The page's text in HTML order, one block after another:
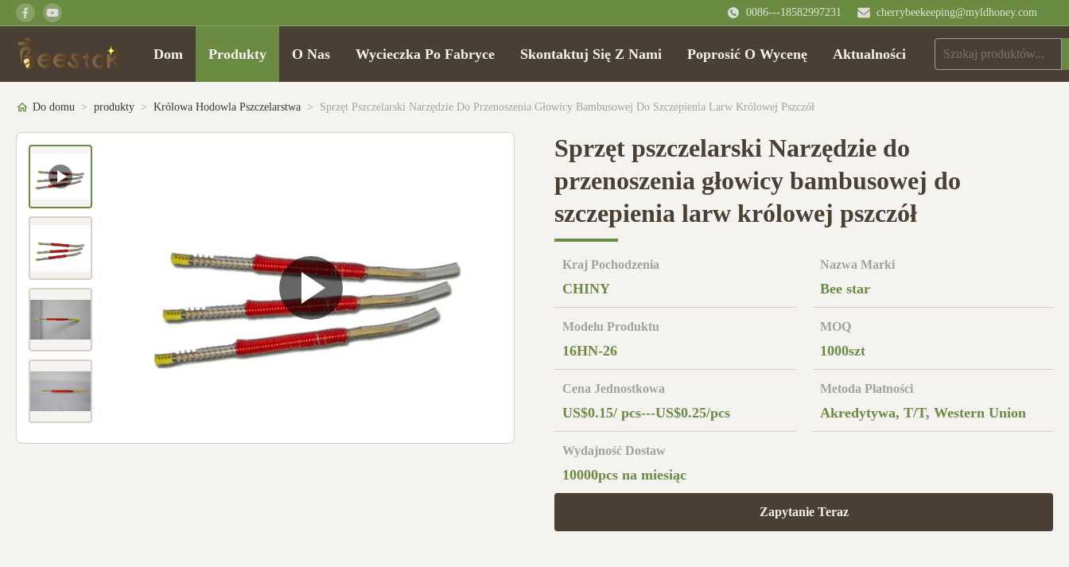
0086---18582997231 cherrybeekeeping@myldhoney.com
Dom Produkty O Nas Wycieczka Po Fabryce Skontaktuj Się Z Nami Poprosić O Wycenę Aktualności
Do domu > produkty > Królowa Hodowla Pszczelarstwa > Sprzęt Pszczelarski Narzędzie Do Przenoszenia Głowicy Bambusowej Do Szczepienia Larw Królowej Pszczół
Sprzęt pszczelarski Narzędzie do
przenoszenia głowicy bambusowej do
szczepienia larw królowej pszczół
Kraj Pochodzenia
CHINY
Nazwa Marki
Bee star
Modelu Produktu
16HN-26
MOQ
1000szt
Cena Jednostkowa
US$0.15/ pcs---US$0.25/pcs
Metoda Płatności
Akredytywa, T/T, Western Union
Wydajność Dostaw
10000pcs na miesiąc
Zapytanie Teraz